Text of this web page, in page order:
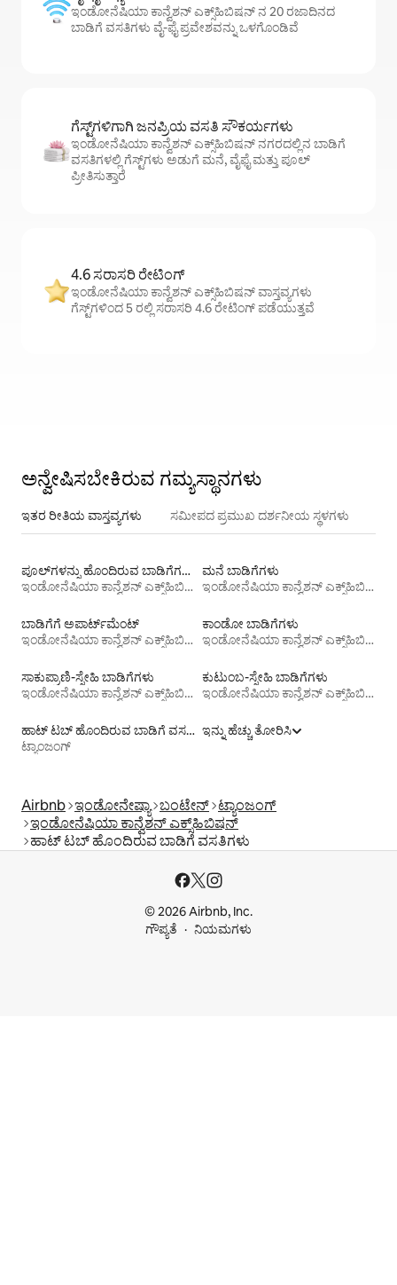
ಇಂಡೋನೆಷಿಯಾ ಕಾನ್ವೆಶನ್ ಎಕ್ಸ್‌ಹಿಬಿಷನ್ ನ 20 ರಜಾದಿನದ
ಬಾಡಿಗೆ ವಸತಿಗಳು ವೈ-ಫೈ ಪ್ರವೇಶವನ್ನು ಒಳಗೊಂಡಿವೆ
ಗೆಸ್ಟ್‌ಗಳಿಗಾಗಿ ಜನಪ್ರಿಯ ವಸತಿ ಸೌಕರ್ಯಗಳು
ಇಂಡೋನೆಷಿಯಾ ಕಾನ್ವೆಶನ್ ಎಕ್ಸ್‌ಹಿಬಿಷನ್ ನಗರದಲ್ಲಿನ ಬಾಡಿಗೆ
ವಸತಿಗಳಲ್ಲಿ ಗೆಸ್ಟ್‌ಗಳು ಅಡುಗೆ ಮನೆ, ವೈಫೈ ಮತ್ತು ಪೂಲ್
ಪ್ರೀತಿಸುತ್ತಾರೆ
4.6 ಸರಾಸರಿ ರೇಟಿಂಗ್
ಇಂಡೋನೆಷಿಯಾ ಕಾನ್ವೆಶನ್ ಎಕ್ಸ್‌ಹಿಬಿಷನ್ ವಾಸ್ತವ್ಯಗಳು
ಗೆಸ್ಟ್‌ಗಳಿಂದ 5 ರಲ್ಲಿ ಸರಾಸರಿ 4.6 ರೇಟಿಂಗ್ ಪಡೆಯುತ್ತವೆ
ಅನ್ವೇಷಿಸಬೇಕಿರುವ ಗಮ್ಯಸ್ಥಾನಗಳು
ಇತರ ರೀತಿಯ ವಾಸ್ತವ್ಯಗಳು ಸಮೀಪದ ಪ್ರಮುಖ ದರ್ಶನೀಯ ಸ್ಥಳಗಳು
ಪೂಲ್‍ಗಳನ್ನು ಹೊಂದಿರುವ ಬಾಡಿಗೆಗಳು
ಇಂಡೋನೆಷಿಯಾ ಕಾನ್ವೆಶನ್ ಎಕ್ಸ್‌ಹಿಬಿಷನ್
ಮನೆ ಬಾಡಿಗೆಗಳು
ಇಂಡೋನೆಷಿಯಾ ಕಾನ್ವೆಶನ್ ಎಕ್ಸ್‌ಹಿಬಿಷನ್
ಬಾಡಿಗೆಗೆ ಅಪಾರ್ಟ್‌ಮೆಂಟ್‌
ಇಂಡೋನೆಷಿಯಾ ಕಾನ್ವೆಶನ್ ಎಕ್ಸ್‌ಹಿಬಿಷನ್
ಕಾಂಡೋ ಬಾಡಿಗೆಗಳು
ಇಂಡೋನೆಷಿಯಾ ಕಾನ್ವೆಶನ್ ಎಕ್ಸ್‌ಹಿಬಿಷನ್
ಸಾಕುಪ್ರಾಣಿ-ಸ್ನೇಹಿ ಬಾಡಿಗೆಗಳು
ಇಂಡೋನೆಷಿಯಾ ಕಾನ್ವೆಶನ್ ಎಕ್ಸ್‌ಹಿಬಿಷನ್
ಕುಟುಂಬ-ಸ್ನೇಹಿ ಬಾಡಿಗೆಗಳು
ಇಂಡೋನೆಷಿಯಾ ಕಾನ್ವೆಶನ್ ಎಕ್ಸ್‌ಹಿಬಿಷನ್
ಹಾಟ್ ಟಬ್ ಹೊಂದಿರುವ ಬಾಡಿಗೆ ವಸತಿಗಳು
ಟ್ಯಾಂಜಂಗ್
ಇನ್ನು ಹೆಚ್ಚು ತೋರಿಸಿ
Airbnb ಇಂಡೋನೇಷ್ಯಾ ಬಂಟೇನ್ ಟ್ಯಾಂಜಂಗ್
ಇಂಡೋನೆಷಿಯಾ ಕಾನ್ವೆಶನ್ ಎಕ್ಸ್‌ಹಿಬಿಷನ್
ಹಾಟ್ ಟಬ್ ಹೊಂದಿರುವ ಬಾಡಿಗೆ ವಸತಿಗಳು
© 2026 Airbnb, Inc.
ಗೌಪ್ಯತೆ
ನಿಯಮಗಳು